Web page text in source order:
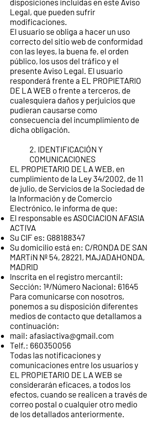
disposiciones incluidas en este Aviso
Legal, que pueden sufrir
modificaciones.
El usuario se obliga a hacer un uso
correcto del sitio web de conformidad
con las leyes, la buena fe, el orden
público, los usos del tráfico y el
presente Aviso Legal. El usuario
responderá frente a EL PROPIETARIO
DE LA WEB o frente a terceros, de
cualesquiera daños y perjuicios que
pudieran causarse como
consecuencia del incumplimiento de
dicha obligación.
2. IDENTIFICACIÓN Y
COMUNICACIONES
EL PROPIETARIO DE LA WEB, en
cumplimiento de la Ley 34/2002, de 11
de julio, de Servicios de la Sociedad de
la Información y de Comercio
Electrónico, le informa de que:
El responsable es ASOCIACION AFASIA
ACTIVA
Su CIF es: G88188347
Su domicilio está en: C/RONDA DE SAN
MARTíN Nº 54, 28221, MAJADAHONDA,
MADRID
Inscrita en el registro mercantil:
Sección: 1ª/Número Nacional: 61645
Para comunicarse con nosotros,
ponemos a su disposición diferentes
medios de contacto que detallamos a
continuación:
mail: afasiactiva@gmail.com
Telf.: 660350056
Todas las notificaciones y
comunicaciones entre los usuarios y
EL PROPIETARIO DE LA WEB se
considerarán eficaces, a todos los
efectos, cuando se realicen a través de
correo postal o cualquier otro medio
de los detallados anteriormente.